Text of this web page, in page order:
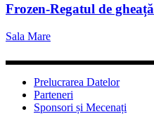
Frozen-Regatul de gheață
Sala Mare
Prelucrarea Datelor
Parteneri
Sponsori și Mecenați